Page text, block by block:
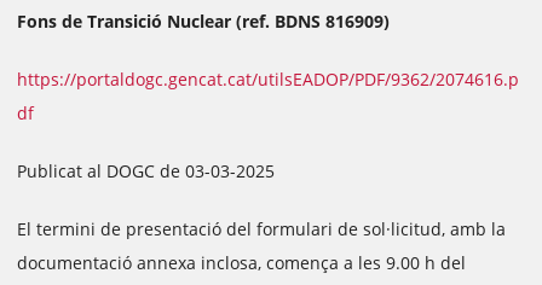
Fons de Transició Nuclear (ref. BDNS 816909)
https://portaldogc.gencat.cat/utilsEADOP/PDF/9362/2074616.p
df
Publicat al DOGC de 03-03-2025
El termini de presentació del formulari de sol·licitud, amb la
documentació annexa inclosa, comença a les 9.00 h del